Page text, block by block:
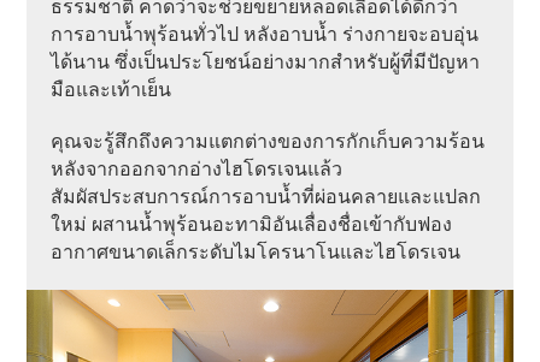
ธรรมชาติ คาดว่าจะช่วยขยายหลอดเลือดได้ดีกว่า
การอาบน้ำพุร้อนทั่วไป หลังอาบน้ำ ร่างกายจะอบอุ่น
ได้นาน ซึ่งเป็นประโยชน์อย่างมากสำหรับผู้ที่มีปัญหา
มือและเท้าเย็น
คุณจะรู้สึกถึงความแตกต่างของการกักเก็บความร้อน
หลังจากออกจากอ่างไฮโดรเจนแล้ว
สัมผัสประสบการณ์การอาบน้ำที่ผ่อนคลายและแปลก
ใหม่ ผสานน้ำพุร้อนอะทามิอันเลื่องชื่อเข้ากับฟอง
อากาศขนาดเล็กระดับไมโครนาโนและไฮโดรเจน